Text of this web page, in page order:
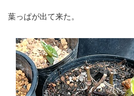
葉っぱが出て来た。